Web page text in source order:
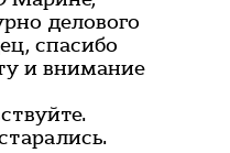
делового
спасибо
и внимание